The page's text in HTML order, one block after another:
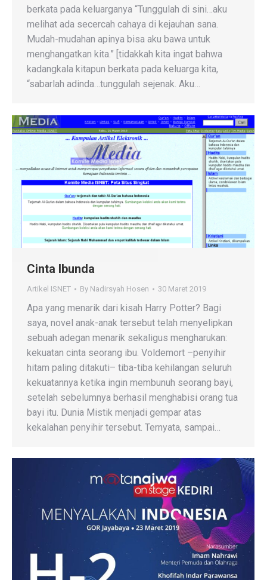
berkata pada keluarganya “Tunggulah di sini…aku
melihat ada secercah cahaya di kejauhan sana.
Mudah-mudahan apinya bisa aku bawa untuk
menghangatkan kita.” [tidakkah kita ingat bahwa
kadangkala kitapun berkata pada keluarga kita,
“sabarlah adinda…tunggulah sejenak. Aku…
Cinta Ibunda
Artikel ISNET By Nadirsyah Hosen 30 Maret 2019
Apa yang menarik dari kisah Harry Potter? Bagi
saya, novel anak-anak tersebut telah menyelipkan
sebuah adegan menarik sekaligus mengharukan:
kekuatan cinta seorang ibu. Voldemort –penyihir
hitam paling ditakuti– tiba-tiba kehilangan seluruh
kekuatannya ketika ingin membunuh seorang bayi,
setelah sebelumnya berhasil menghabisi orang tua
bayi itu. Dunia Mistik menjadi gempar atas
kekalahan penyihir tersebut. Ternyata, sampai…